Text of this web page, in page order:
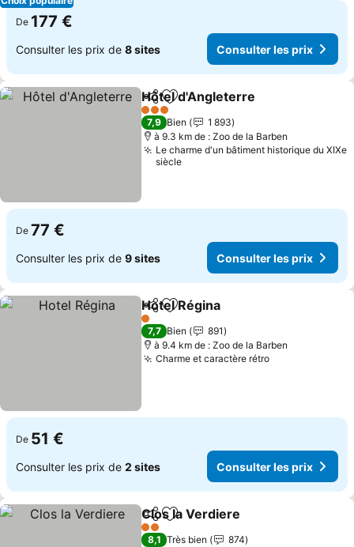
De 177 €
Consulter les prix de 8 sites Consulter les prix
PartagerAjouter à mes favoris
Hôtel d'Angleterre
3 Étoiles
7,9 Bien
1 893
à 9.3 km de : Zoo de la Barben
Le charme d'un bâtiment historique du XIXe
siècle
De 77 €
Consulter les prix de 9 sites Consulter les prix
PartagerAjouter à mes favoris
Hotel Régina
1 Étoiles
7,7 Bien
891
à 9.4 km de : Zoo de la Barben
Charme et caractère rétroConsulter les
De 51 €
Consulter les prix de 2 sites Consulter les prix
PartagerAjouter à mes favoris
Clos la Verdiere
2 Étoiles
8,1 Très bien
874